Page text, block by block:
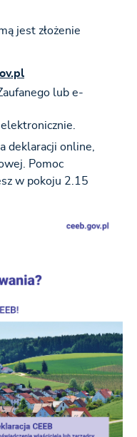
jest złożenie
lub e-
deklaracji online,
Pomoc
w pokoju 2.15